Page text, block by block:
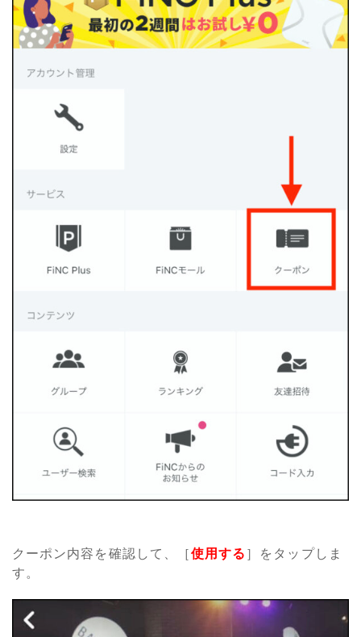
クーポン内容を確認して、［使用する ］をタップしま
す。